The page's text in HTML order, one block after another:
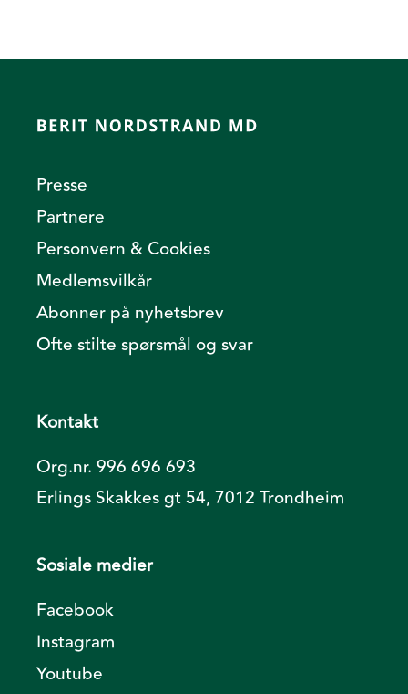
Presse
Partnere
Personvern & Cookies
Medlemsvilkår
Abonner på nyhetsbrev
Ofte stilte spørsmål og svar
Kontakt
Org.nr. 996 696 693
Erlings Skakkes gt 54, 7012 Trondheim
Sosiale medier
Facebook
Instagram
Youtube